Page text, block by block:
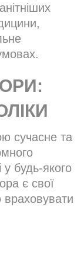
сучасне та
будь-якого
є свої
враховувати